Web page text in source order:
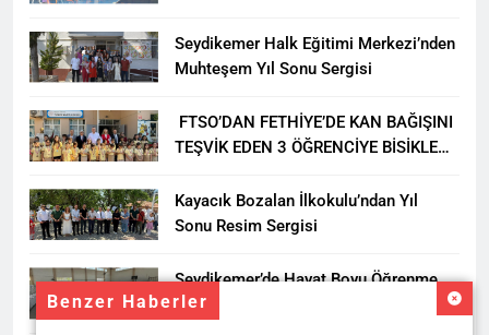
Benzer Haberler
Seydikemer Halk Eğitimi Merkezi’nden
Muhteşem Yıl Sonu Sergisi
FTSO’DAN FETHİYE’DE KAN BAĞIŞINI
TEŞVİK EDEN 3 ÖĞRENCİYE BİSİKLET
Kayacık Bozalan İlkokulu’ndan Yıl
Sonu Resim Sergisi
Seydikemer’de Hayat Boyu Öğrenme
Haftası Kadıköy Sergisiyle Başladı